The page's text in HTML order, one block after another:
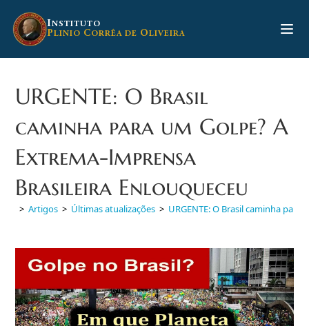
para
INSTITUTO
PLINIO CORRÊA DE OLIVEIRA
URGENTE: O Brasil
caminha para um Golpe? A
Extrema-Imprensa
Brasileira Enlouqueceu
> Artigos > Últimas atualizações > URGENTE: O Brasil caminha